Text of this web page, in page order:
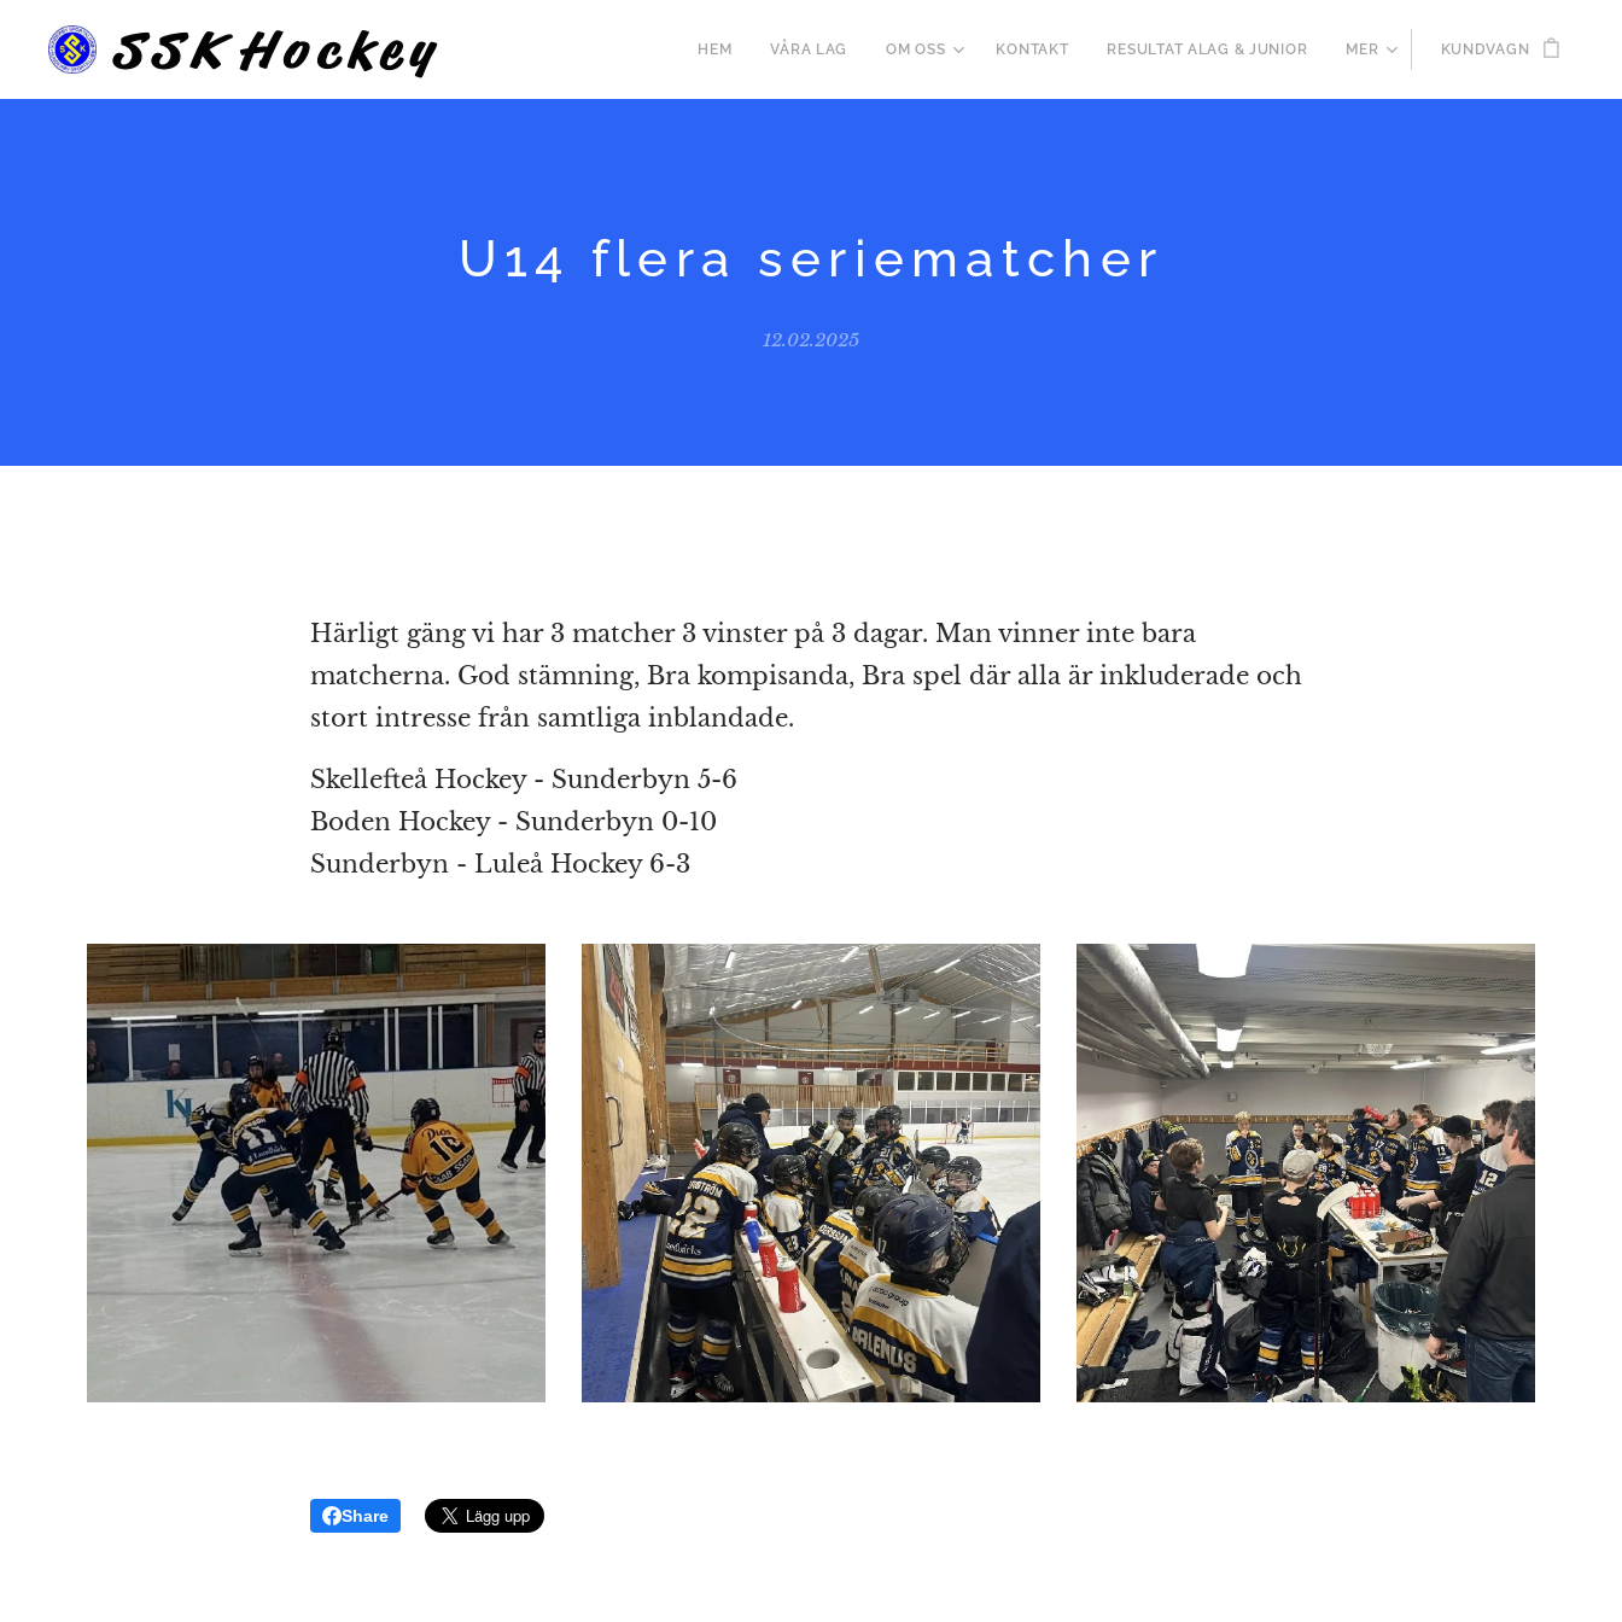
SSKHockey HEM VÅRA LAG OM OSS KONTAKT RESULTAT ALAG & JUNIOR MER KUNDVAGN
U14 flera seriematcher
12.02.2025
Härligt gäng vi har 3 matcher 3 vinster på 3 dagar. Man vinner inte bara
matcherna. God stämning, Bra kompisanda, Bra spel där alla är inkluderade och
stort intresse från samtliga inblandade.
Skellefteå Hockey - Sunderbyn 5-6
Boden Hockey - Sunderbyn 0-10
Sunderbyn - Luleå Hockey 6-3
Share